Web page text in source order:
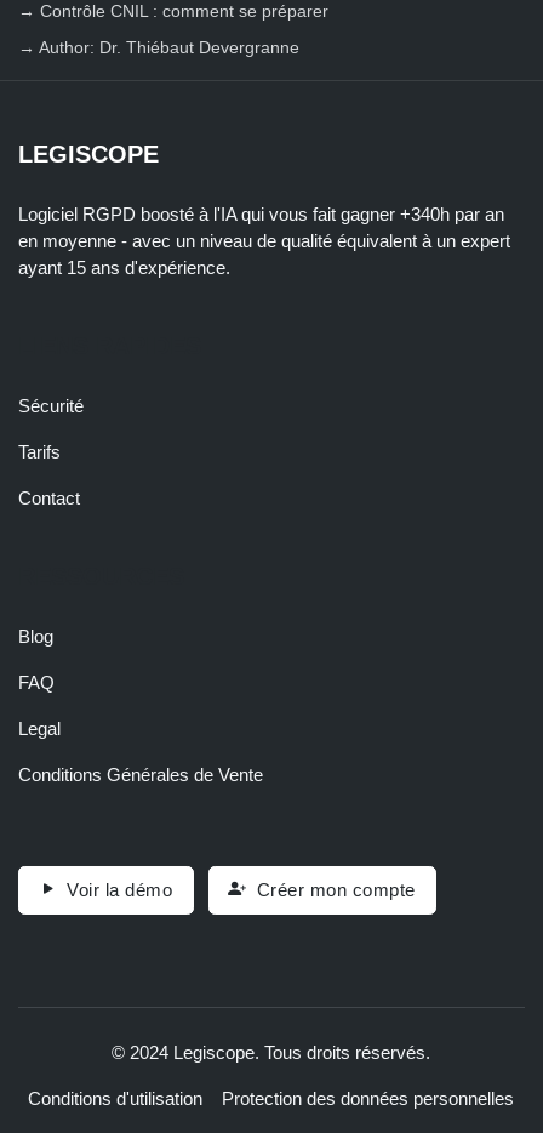
→ Contrôle CNIL : comment se préparer
→ Author: Dr. Thiébaut Devergranne
LEGISCOPE
Logiciel RGPD boosté à l'IA qui vous fait gagner +340h par an
en moyenne - avec un niveau de qualité équivalent à un expert
ayant 15 ans d'expérience.
Sécurité
Tarifs
Contact
Blog
FAQ
Legal
Conditions Générales de Vente
Voir la démo Créer mon compte
© 2024 Legiscope. Tous droits réservés.
Conditions d'utilisation Protection des données personnelles